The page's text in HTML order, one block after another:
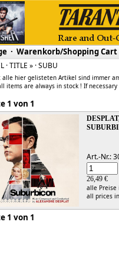
· Warenkorb/Shopping Cart
· TITLE » · SUBU
alle hier gelisteten Artikel sind immer
items are always in stock ! If
1 von 1
Art.-Nr.:
26,49 €
alle
all prices
1 von 1